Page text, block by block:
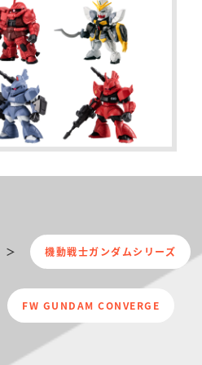
機動戦士ガンダムシリーズ
FW GUNDAM CONVERGE